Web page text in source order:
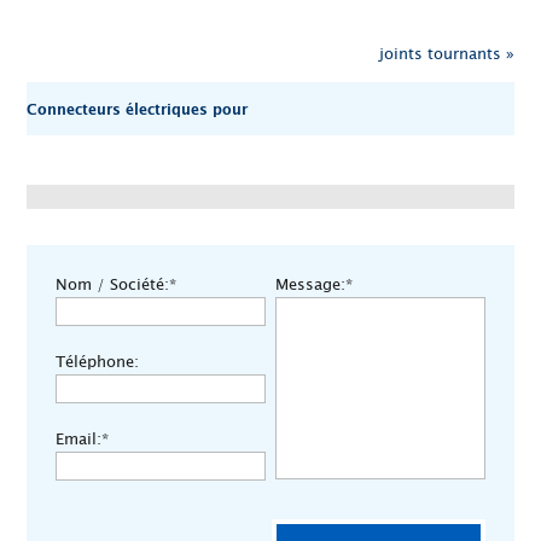
joints tournants »
Connecteurs électriques pour
Nom / Société:*
Téléphone:
Email:*
Message:*